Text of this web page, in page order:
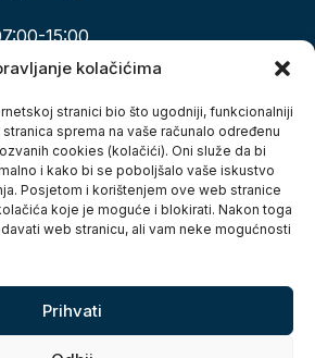
kolačićima
stranici bio što ugodniji, funkcionalniji
sprema na vaše računalo određenu
cookies (kolačići). Oni služe da bi
i kako bi se poboljšalo vaše iskustvo
Posjetom i korištenjem ove web stranice
koje je moguće i blokirati. Nakon toga
web stranicu, ali vam neke mogućnosti
Prihvati
15:00
grada Karlovca